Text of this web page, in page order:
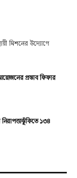
মিশনের উদ্যোগে
প্রস্তাব ফিফার
নিরাপত্তাঝুঁকিতে ১৩৪